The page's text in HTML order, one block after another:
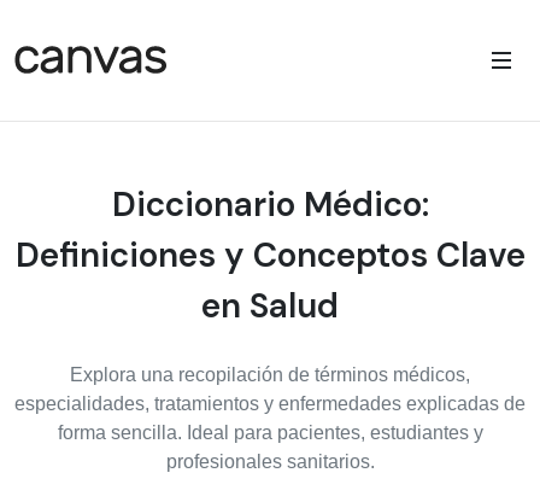
Diccionario Médico:
Definiciones y Conceptos Clave
en Salud
Explora una recopilación de términos médicos,
especialidades, tratamientos y enfermedades explicadas de
forma sencilla. Ideal para pacientes, estudiantes y
profesionales sanitarios.